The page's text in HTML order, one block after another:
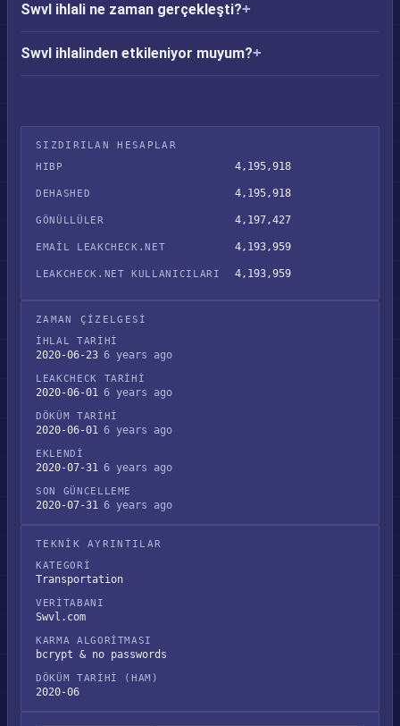
Swvl ihlali ne zaman gerçekleşti?
Swvl ihlalinden etkileniyor muyum?
SIZDIRILAN HESAPLAR
HIBP
4,195,918
DEHASHED 4,195,918
GÖNÜLLÜLER 4,197,427
EMAIL LEAKCHECK.NET 4,193,959
LEAKCHECK.NET KULLANICILARI 4,193,959
ZAMAN ÇIZELGESI
İHLAL TARIHI
2020-06-23 6 years ago
LEAKCHECK TARIHI
2020-06-01 6 years ago
DÖKÜM TARIHI
2020-06-01 6 years ago
EKLENDI
2020-07-31 6 years ago
SON GÜNCELLEME
2020-07-31 6 years ago
TEKNIK AYRINTILAR
KATEGORI
Transportation
VERITABANI
Swvl.com
KARMA ALGORITMASI
bcrypt & no passwords
DÖKÜM TARIHI (HAM)
2020-06